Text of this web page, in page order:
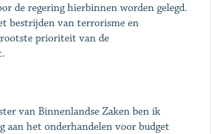
de regering hierbinnen worden gelegd.
bestrijden van terrorisme en
prioriteit van de
van Binnenlandse Zaken ben ik
aan het onderhandelen voor budget